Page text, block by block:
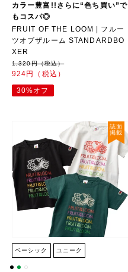
カラー豊富!!さらに“色ち買い”で
もコスパ◎
FRUIT OF THE LOOM | フルー
ツオブザルーム STANDARDBO
XER
1,320円（税込）
924円（税込）
30%オフ
誌面
掲載
ベーシック ユニーク